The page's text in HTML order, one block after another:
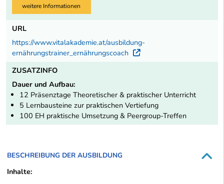
weitere Informationen
URL
https://www.vitalakademie.at/ausbildung-
ernährungstrainer_ernährungscoach
Externer Link
ZUSATZINFO
Dauer und Aufbau:
12 Präsenztage Theoretischer & praktischer Unterricht
5 Lernbausteine zur praktischen Vertiefung
100 EH praktische Umsetzung & Peergroup-Treffen
BESCHREIBUNG DER AUSBILDUNG
Inhalte: